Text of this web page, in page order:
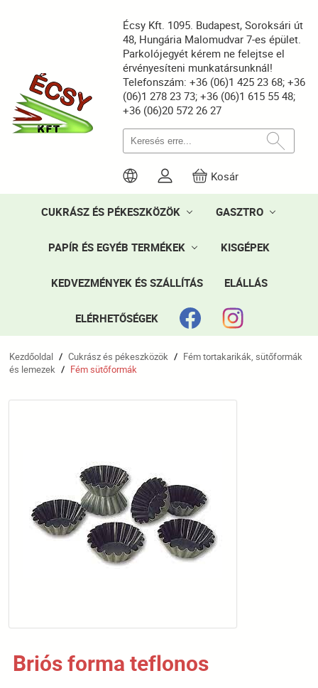
Écsy Kft. 1095. Budapest, Soroksári út
48, Hungária Malomudvar 7-es épület.
Parkolójegyét kérem ne felejtse el
érvényesíteni munkatársunknál!
Telefonszám: +36 (06)1 425 23 68; +36
(06)1 278 23 73; +36 (06)1 615 55 48;
+36 (06)20 572 26 27
Kosár
CUKRÁSZ ÉS PÉKESZKÖZÖK GASZTRO
PAPÍR ÉS EGYÉB TERMÉKEK KISGÉPEK
KEDVEZMÉNYEK ÉS SZÁLLÍTÁS ELÁLLÁS
ELÉRHETŐSÉGEK
Kezdőoldal / Cukrász és pékeszközök / Fém tortakarikák, sütőformák
és lemezek / Fém sütőformák
Briós forma teflonos